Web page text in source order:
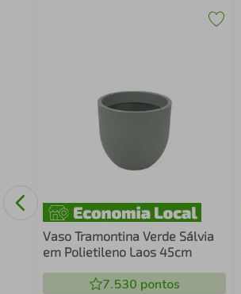
Vaso Tramontina Verde Sálvia
em Polietileno Laos 45cm
7.530 pontos